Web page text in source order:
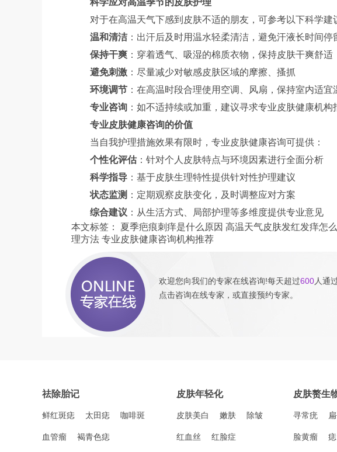
科学应对高温季节的皮肤护理
对于在高温天气下感到皮肤不适的朋友，可参考以下科学建
温和清洁：出汗后及时用温水轻柔清洁，避免汗液长时间停
保持干爽 ：穿着透气、吸湿的棉质衣物，保持皮肤干爽舒适
避免刺激 ：尽量减少对敏感皮肤区域的摩擦、搔抓
环境调节 ：在高温时段合理使用空调、风扇，保持室内适宜
专业咨询 ：如不适持续或加重，建议寻求专业皮肤健康机构
专业皮肤健康咨询的价值
当自我护理措施效果有限时，专业皮肤健康咨询可提供：
个性化评估：针对个人皮肤特点与环境因素进行全面分析
科学指导 ：基于皮肤生理特性提供针对性护理建议
状态监测 ：定期观察皮肤变化，及时调整应对方案
综合建议 ：从生活方式、局部护理等多维度提供专业意见
本文标签：
夏季疤痕刺痒是什么原因 高温天气皮肤发红发痒怎
理方法 专业皮肤健康咨询机构推荐
欢迎您向我们的专家在线咨询!每天超过600人通
点击咨询在线专家，或直接预约专家。
祛除胎记
鲜红斑痣 太田痣 咖啡斑
血管瘤 褐青色痣
皮肤年轻化
皮肤美白 嫩肤 除皱
红血丝 红脸症
皮肤赘生
寻常疣
脸黄瘤 痣